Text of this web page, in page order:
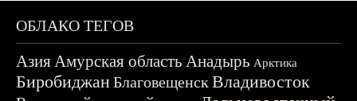
ОБЛАКО ТЕГОВ
АзияАмурская область Анадырь Арктика
БиробиджанБлаговещенскВладивосток